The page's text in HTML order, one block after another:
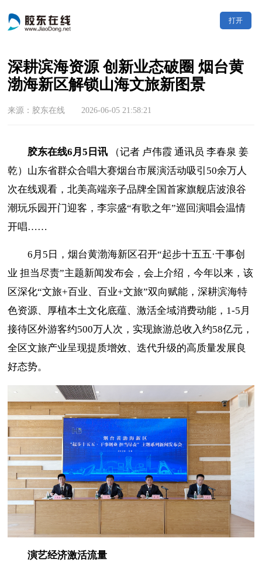
打开
深耕滨海资源 创新业态破圈 烟台黄
渤海新区解锁山海文旅新图景
来源：胶东在线 2026-06-05 21:58:21
胶东在线6月5日讯 （记者 卢伟霞 通讯员 李春泉 姜
乾）山东省群众合唱大赛烟台市展演活动吸引50余万人
次在线观看，北美高端亲子品牌全国首家旗舰店波浪谷
潮玩乐园开门迎客，李宗盛“有歌之年”巡回演唱会温情
开唱……
6月5日，烟台黄渤海新区召开“起步十五五·干事创
业 担当尽责”主题新闻发布会，会上介绍，今年以来，该
区深化“文旅+百业、百业+文旅”双向赋能，深耕滨海特
色资源、厚植本土文化底蕴、激活全域消费动能，1-5月
接待区外游客约500万人次，实现旅游总收入约58亿元，
全区文旅产业呈现提质增效、迭代升级的高质量发展良
好态势。
演艺经济激活流量